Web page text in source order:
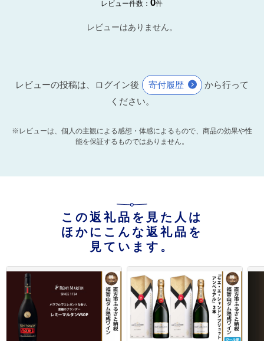
レビュー件数： 件
レビューはありません。
レビューの投稿は、ログイン後 寄付履歴
から行って
ください。
※レビューは、個人の主観による感想・体感によるもので、商品の効果や性
能を保証するものではありません。
この返礼品を見た人は
ほかにこんな返礼品を
見ています。